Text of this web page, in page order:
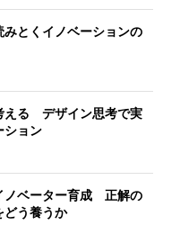
とくイノベーションの
える デザイン思考で実
ション
ノベーター育成 正解の
どう養うか